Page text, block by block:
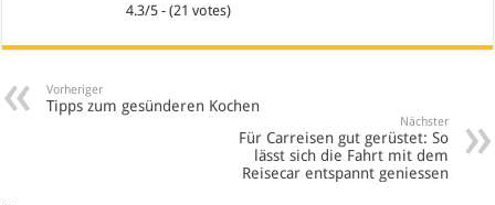
4.3/5 - (21 votes)
Vorheriger
Tipps zum gesünderen Kochen
Nächster
Für Carreisen gut gerüstet: So
lässt sich die Fahrt mit dem
Reisecar entspannt geniessen